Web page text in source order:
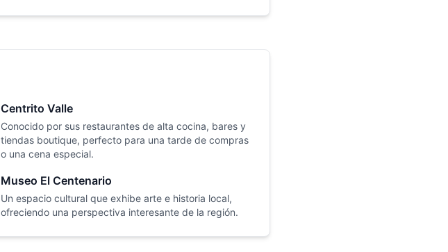
Centrito Valle
Conocido por sus restaurantes de alta cocina, bares y
tiendas boutique, perfecto para una tarde de compras
o una cena especial.
Museo El Centenario
Un espacio cultural que exhibe arte e historia local,
ofreciendo una perspectiva interesante de la región.